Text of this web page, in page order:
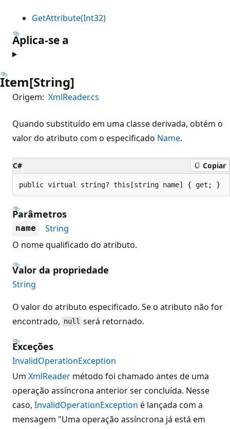
GetAttribute(Int32)
Aplica-se a
Item[String]
Origem: XmlReader.cs
Quando substituído em uma classe derivada, obtém o
valor do atributo com o especificado Name.
C# Copiar
public virtual string? this[string name] { get; }
Parâmetros
name
String
O nome qualificado do atributo.
Valor da propriedade
String
O valor do atributo especificado. Se o atributo não for
encontrado, null será retornado.
Exceções
InvalidOperationException
Um XmlReader método foi chamado antes de uma
operação assíncrona anterior ser concluída. Nesse
caso, InvalidOperationException é lançada com a
mensagem "Uma operação assíncrona já está em